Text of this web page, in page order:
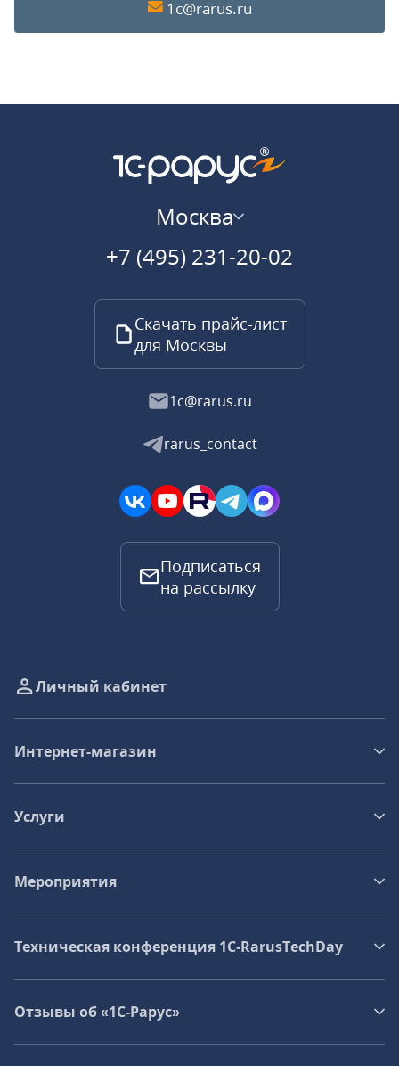
1c@rarus.ru
Москва
+7 (495) 231-20-02
Скачать прайс-лист
для Москвы
1c@rarus.ru
rarus_contact
Подписаться
на рассылку
Личный кабинет
Интернет-магазин
Услуги
Мероприятия
Техническая конференция 1C‑RarusTechDay
Отзывы об «1С-Рарус»